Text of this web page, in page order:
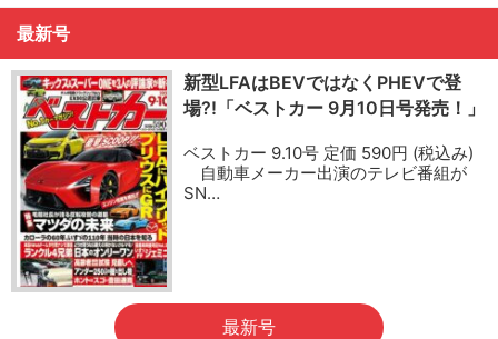
最新号
新型LFAはBEVではなくPHEVで登
場?!「ベストカー 9月10日号発売！」
ベストカー 9.10号 定価 590円 (税込み)
自動車メーカー出演のテレビ番組が
SN…
最新号